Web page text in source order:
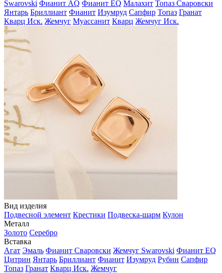
Swarovski Фианит AQ Фианит EQ Малахит Топаз Сваровски
Янтарь Бриллиант Фианит Изумруд Сапфир Топаз Гранат
Кварц Иск. Жемчуг Муассанит Кварц Жемчуг Иск.
Вид изделия
Подвесной элемент Крестики Подвеска-шарм Кулон
Металл
Золото Серебро
Вставка
Агат Эмаль Фианит Сваровски Жемчуг Swarovski Фианит EQ
Цитрин Янтарь Бриллиант Фианит Изумруд Рубин Сапфир
Топаз Гранат Кварц Иск. Жемчуг